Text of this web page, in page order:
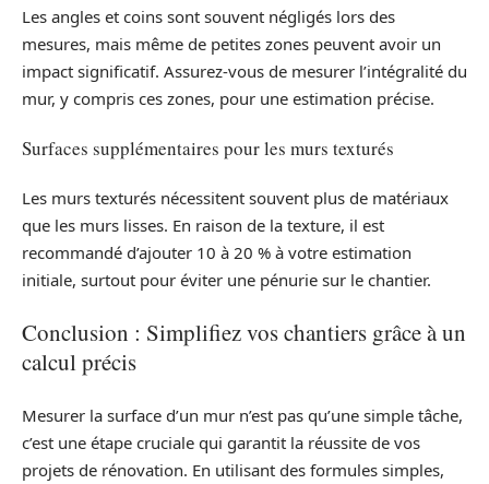
Les angles et coins sont souvent négligés lors des
mesures, mais même de petites zones peuvent avoir un
impact significatif. Assurez-vous de mesurer l’intégralité du
mur, y compris ces zones, pour une estimation précise.
Surfaces supplémentaires pour les murs texturés
Les murs texturés nécessitent souvent plus de matériaux
que les murs lisses. En raison de la texture, il est
recommandé d’ajouter 10 à 20 % à votre estimation
initiale, surtout pour éviter une pénurie sur le chantier.
Conclusion : Simplifiez vos chantiers grâce à un
calcul précis
Mesurer la surface d’un mur n’est pas qu’une simple tâche,
c’est une étape cruciale qui garantit la réussite de vos
projets de rénovation. En utilisant des formules simples,